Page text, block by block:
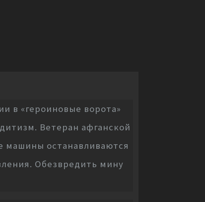
в «героиновые ворота»
Ветеран афганской
машины останавливаются
Обезвредить мину